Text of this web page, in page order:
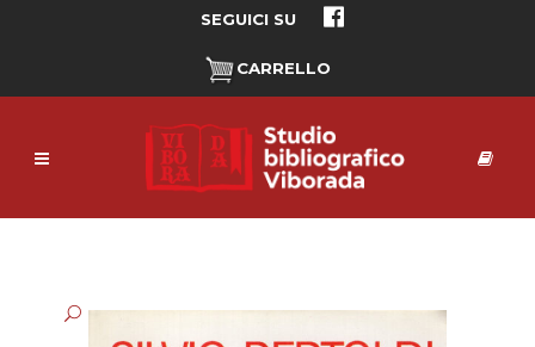
SEGUICI SU
CARRELLO